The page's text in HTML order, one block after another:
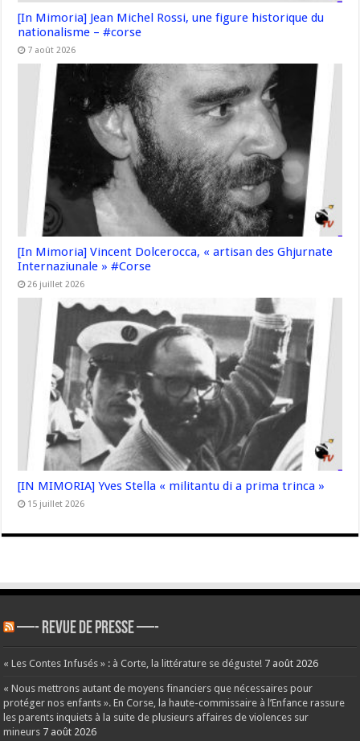
[In Mimoria] Jean Michel Rossi, une figure historique du
nationalisme – #corse
7 août 2026
[In Mimoria] Vincent Dolcerocca, « artisan des Ghjurnate
Internaziunale » #Corse
26 juillet 2026
[IN MIMORIA] Yves Stella « militantu di a prima trinca »
15 juillet 2026
—- REVUE DE PRESSE —-
« Les Contes Infusés » : à Corte, la littérature se déguste! 7 août 2026
« Nous mettrons autant de moyens financiers que nécessaires pour
protéger nos enfants ». En Corse, la haute-commissaire à l’Enfance rassure
les parents inquiets à la suite de plusieurs affaires de violences sur
mineurs 7 août 2026